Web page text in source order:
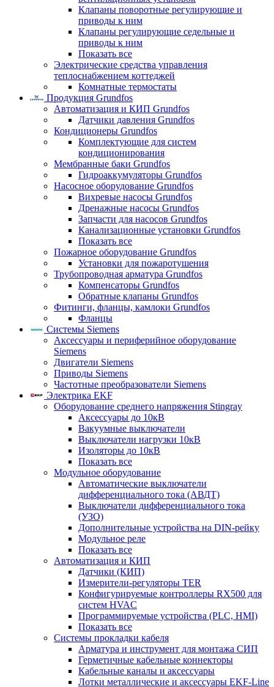
Клапаны поворотные регулирующие и
приводы к ним
Клапаны регулирующие седельные и
приводы к ним
Показать все
Электрические средства управления
теплоснабжением коттеджей
Комнатные термостаты
Продукция Grundfos
Автоматизация и КИП Grundfos
Датчики давления Grundfos
Кондиционеры Grundfos
Комплектующие для систем
кондиционирования
Мембранные баки Grundfos
Гидроаккумуляторы Grundfos
Насосное оборудование Grundfos
Вихревые насосы Grundfos
Дренажные насосы Grundfos
Запчасти для насосов Grundfos
Канализационные установки Grundfos
Показать все
Пожарное оборудование Grundfos
Установки для пожаротушения
Трубопроводная арматура Grundfos
Компенсаторы Grundfos
Обратные клапаны Grundfos
Фитинги, фланцы, камлоки Grundfos
Фланцы
Системы Siemens
Аксессуары и периферийное оборудование
Siemens
Двигатели Siemens
Приводы Siemens
Частотные преобразователи Siemens
Электрика EKF
Оборудование среднего напряжения Stingray
Аксессуары до 10кВ
Вакуумные выключатели
Выключатели нагрузки 10кВ
Изоляторы до 10кВ
Показать все
Модульное оборудование
Автоматические выключатели
дифференциального тока (АВДТ)
Выключатели дифференциального тока
(УЗО)
Дополнительные устройства на DIN-рейку
Модульное реле
Показать все
Автоматизация и КИП
Датчики (КИП)
Измерители-регуляторы TER
Конфигурируемые контроллеры RX500 для
систем HVAC
Программируемые устройства (PLC, HMI)
Показать все
Системы прокладки кабеля
Арматура и инструмент для монтажа СИП
Герметичные кабельные коннекторы
Кабельные каналы и аксессуары
Лотки металлические и аксессуары EKF-Line